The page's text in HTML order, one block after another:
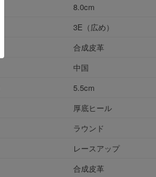
8.0cm
3E（広め）
合成皮革
中国
5.5cm
厚底ヒール
ラウンド
レースアップ
合成皮革